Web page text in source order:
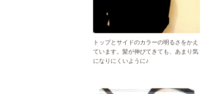
トップとサイドのカラーの明るさをかえ
ています。髪が伸びてきても、あまり気
になりにくいように♪